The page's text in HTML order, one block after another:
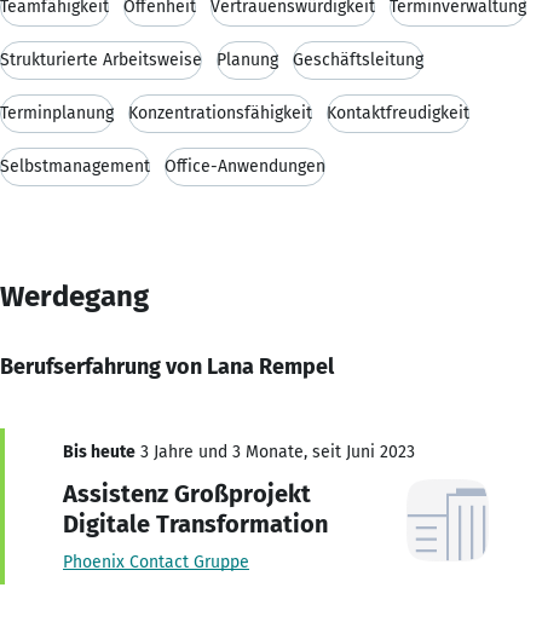
Teamfähigkeit Offenheit Vertrauenswürdigkeit Terminverwaltung
Strukturierte Arbeitsweise Planung Geschäftsleitung
Terminplanung Konzentrationsfähigkeit Kontaktfreudigkeit
Selbstmanagement Office-Anwendungen
Werdegang
Berufserfahrung von Lana Rempel
Bis heute 3 Jahre und 3 Monate, seit Juni 2023
Assistenz Großprojekt
Digitale Transformation
Phoenix Contact Gruppe